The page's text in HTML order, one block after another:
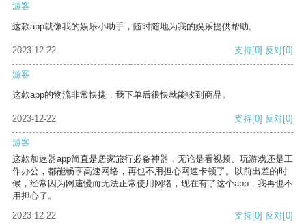
游客
这款app就像我的娱乐小助手，随时随地为我的娱乐提供帮助。
2023-12-22 支持[0] 反对[0]
游客
这款app的物流非常快捷，我下单后很快就能收到商品。
2023-12-22 支持[0] 反对[0]
游客
这款加速器app简直是居家旅行必备神器，无论是看视频、玩游戏还是工
作办公，都能畅享高速网络，再也不用担心网速卡顿了。以前出差的时
候，经常因为网速慢而无法正常使用网络，现在有了这个app，我再也不
用担心了。
2023-12-22
支持[0] 反对[0]